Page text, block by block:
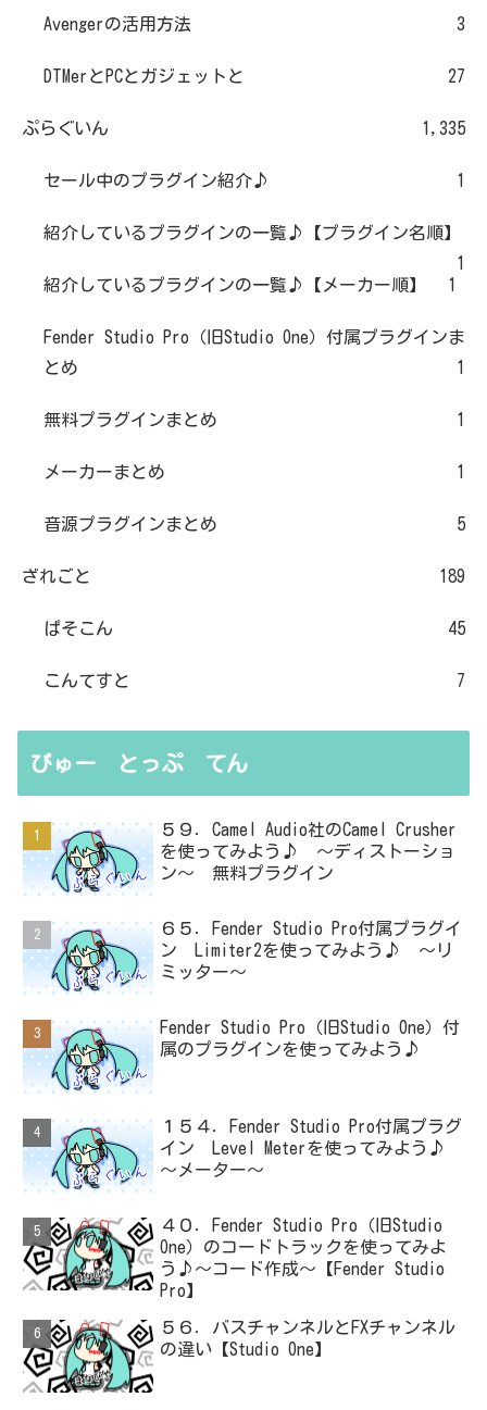
Avengerの活用方法 3
DTMerとPCとガジェットと 27
ぷらぐいん 1,335
セール中のプラグイン紹介♪ 1
紹介しているプラグインの一覧♪【プラグイン名順】
1
紹介しているプラグインの一覧♪【メーカー順】
1
Fender Studio Pro（旧Studio One）付属プラグインま
とめ
1
無料プラグインまとめ 1
メーカーまとめ 1
音源プラグインまとめ 5
ざれごと 189
ぱそこん 45
こんてすと 7
びゅー とっぷ てん
５９．Camel Audio社のCamel Crusher
を使ってみよう♪ ～ディストーショ
ン～ 無料プラグイン
６５．Fender Studio Pro付属プラグイ
ン Limiter2を使ってみよう♪ ～リ
ミッター～
Fender Studio Pro（旧Studio One）付
属のプラグインを使ってみよう♪
１５４．Fender Studio Pro付属プラグ
イン Level Meterを使ってみよう♪
～メーター～
４０．Fender Studio Pro（旧Studio
One）のコードトラックを使ってみよ
う♪～コード作成～【Fender Studio
Pro】
５６．バスチャンネルとFXチャンネル
の違い【Studio One】